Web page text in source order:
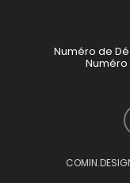
Numéro de
Numéro